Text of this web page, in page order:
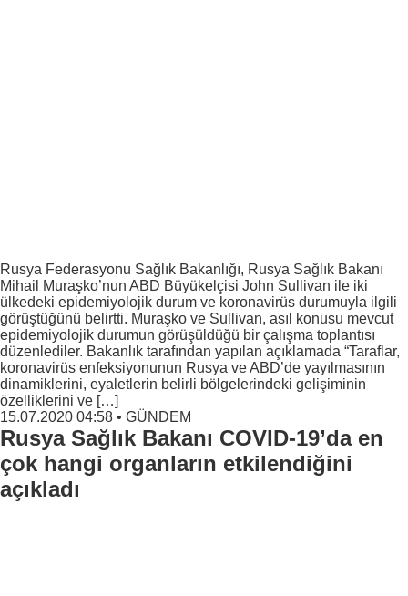
Rusya Federasyonu Sağlık Bakanlığı, Rusya Sağlık Bakanı
Mihail Muraşko’nun ABD Büyükelçisi John Sullivan ile iki
ülkedeki epidemiyolojik durum ve koronavirüs durumuyla ilgili
görüştüğünü belirtti. Muraşko ve Sullivan, asıl konusu mevcut
epidemiyolojik durumun görüşüldüğü bir çalışma toplantısı
düzenlediler. Bakanlık tarafından yapılan açıklamada “Taraflar,
koronavirüs enfeksiyonunun Rusya ve ABD’de yayılmasının
dinamiklerini, eyaletlerin belirli bölgelerindeki gelişiminin
özelliklerini ve […]
15.07.2020 04:58 • GÜNDEM
Rusya Sağlık Bakanı COVID-19’da en
çok hangi organların etkilendiğini
açıkladı